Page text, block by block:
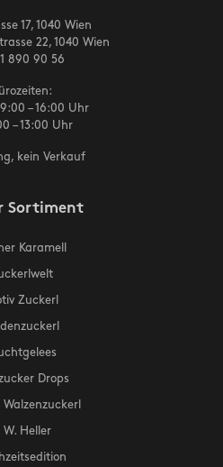
17, 1040 Wien
22, 1040 Wien
890 90 56
9:00 – 16:00 Uhr
– 13:00 Uhr
kein Verkauf
Sortiment
Karamell
Zuckerl
Drops
Walzenzuckerl
W. Heller